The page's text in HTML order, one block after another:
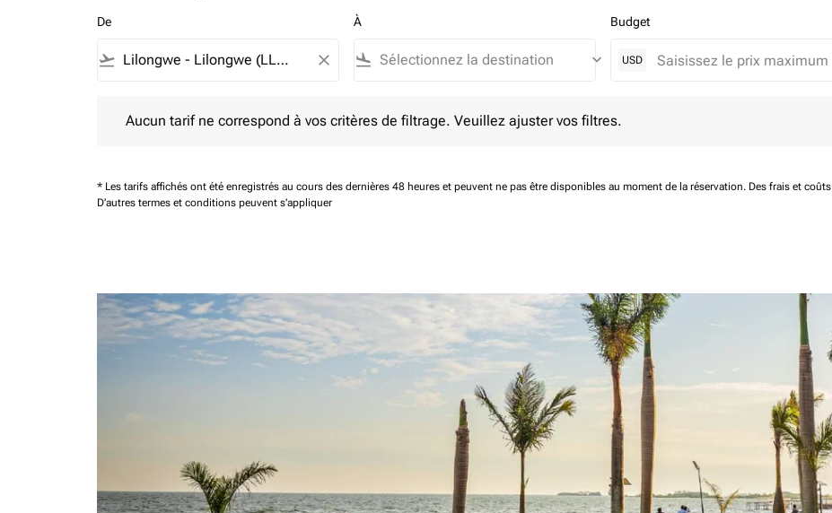
De
flight_takeoff close
À
flight_land keyboard_arrow_down
Budget
USD
Aucun tarif ne correspond à vos critères de filtrage. Veuillez ajuster vos filtres.
* Les tarifs affichés ont été enregistrés au cours des dernières 48 heures et peuvent ne pas être disponibles au moment de la réservation. Des frais et
D'autres termes et conditions peuvent s'appliquer